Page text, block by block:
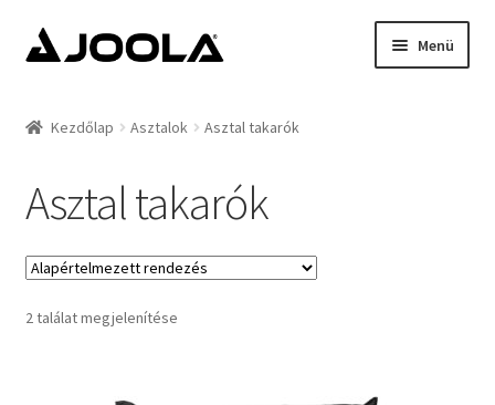
Ugrás
a
Kilépés
a
Menü
Termékek
Támogatottak
Kezdőlap Asztalok Asztal takarók
Asztal takarók
2 találat megjelenítése